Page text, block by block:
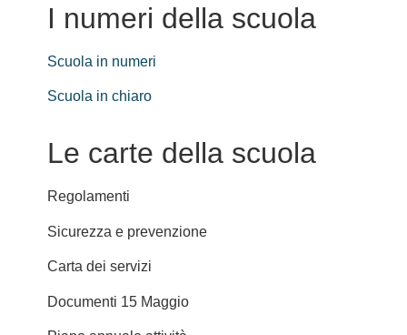
I numeri della scuola
Scuola in numeri
Scuola in chiaro
Le carte della scuola
Regolamenti
Sicurezza e prevenzione
Carta dei servizi
Documenti 15 Maggio